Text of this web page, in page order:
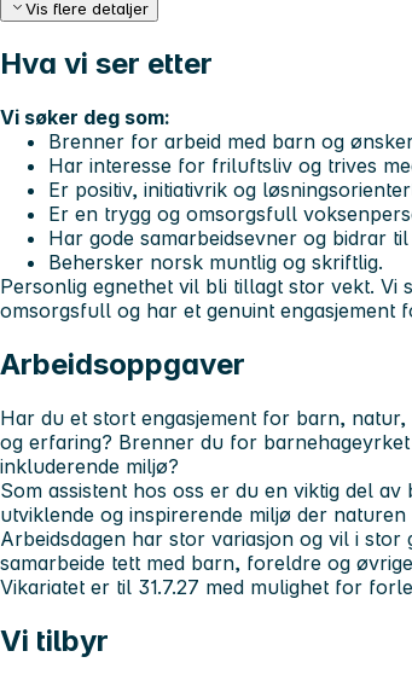
Vis flere detaljer
Hva vi ser etter
Vi søker deg som:
Brenner for arbeid med barn og
Har interesse for friluftsliv og trives
Er positiv, initiativrik og
Er en trygg og omsorgsfull
Har gode samarbeidsevner og bidrar
Behersker norsk muntlig og skriftlig.
Personlig egnethet vil bli tillagt stor vekt. Vi
omsorgsfull og har et genuint engasjement
Arbeidsoppgaver
Har du et stort engasjement for barn,
og erfaring? Brenner du for
inkluderende miljø?
Som assistent hos oss er du en viktig del
utviklende og inspirerende miljø der
Arbeidsdagen har stor variasjon og vil i
samarbeide tett med barn, foreldre og
Vikariatet er til 31.7.27 med mulighet for
Vi tilbyr